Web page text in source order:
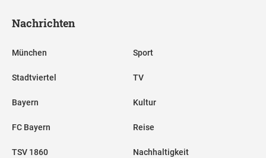
Nachrichten
München
Stadtviertel
Bayern
FC Bayern
TSV 1860
Sport
TV
Kultur
Reise
Nachhaltigkeit